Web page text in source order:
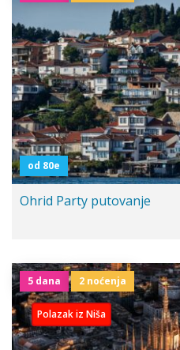
od 80e
Ohrid Party putovanje
Polazak iz Niša
5 dana 2 noćenja